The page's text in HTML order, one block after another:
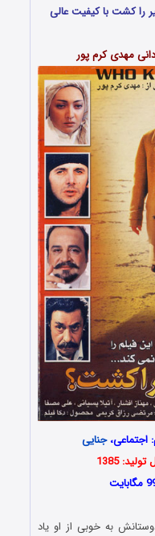
را کشت با کیفیت عالی
مهدی کرم پور
اجتماعی،جنایی
به خوبی از او یاد